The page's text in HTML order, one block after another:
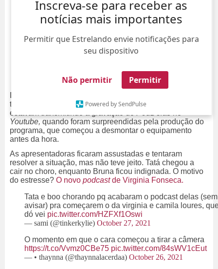
Inscreva-se para receber as
notícias mais importantes
Permitir que Estrelando envie notificações para
seu dispositivo
Não permitir Permitir
Powered by SendPulse
Deu briga, confusão e choradeira! Na tarde da última
terça-feira, dia 26, Tatá Estaniecki e Bruna Unzueta
estavam transmitindo a gravação do
Youtube, quando foram surpreendidas pela produção do
programa, que começou a desmontar o equipamento
antes da hora.
As apresentadoras ficaram assustadas e tentaram
resolver a situação, mas não teve jeito. Tatá chegou a
cair no choro, enquanto Bruna ficou indignada. O motivo
do estresse? O novo podcastde Virginia Fonseca.
Tata e boo chorando pq acabaram o podcast delas (sem
avisar) pra começarem o da virginia e camila loures,
dó vei pic.twitter.com/HZFXf1Oswi
— sami (@tinkerkylie) October 27, 2021
O momento em que o cara começou a tirar a câmera
https://t.co/Vvmz0CBe75 pic.twitter.com/84sWV1cEut
— • thaynna (@thaynnalacerdaa) October 26, 2021